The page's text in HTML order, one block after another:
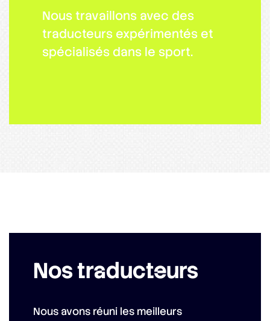
Nous travaillons avec des
traducteurs expérimentés et
spécialisés dans le sport.
Nos traducteurs
Nous avons réuni les meilleurs